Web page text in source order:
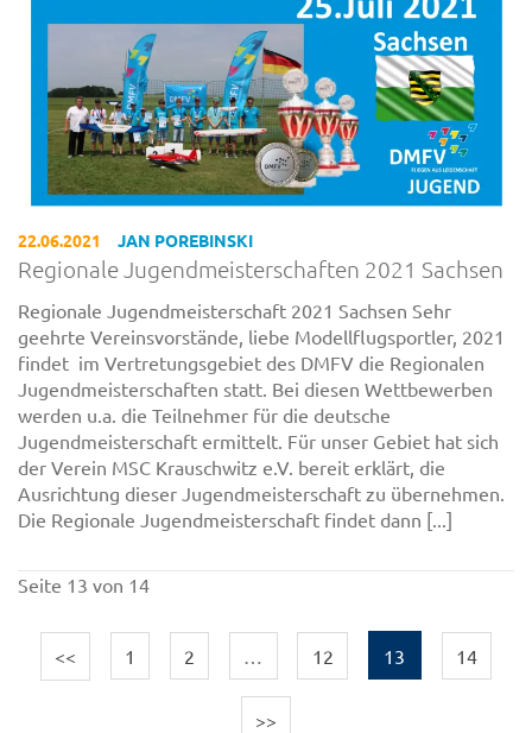
22.06.2021 JAN POREBINSKI
Regionale Jugendmeisterschaften 2021 Sachsen
Regionale Jugendmeisterschaft 2021 Sachsen Sehr
geehrte Vereinsvorstände, liebe Modellflugsportler, 2021
findet im Vertretungsgebiet des DMFV die Regionalen
Jugendmeisterschaften statt. Bei diesen Wettbewerben
werden u.a. die Teilnehmer für die deutsche
Jugendmeisterschaft ermittelt. Für unser Gebiet hat sich
der Verein MSC Krauschwitz e.V. bereit erklärt, die
Ausrichtung dieser Jugendmeisterschaft zu übernehmen.
Die Regionale Jugendmeisterschaft findet dann [...]
Seite 13 von 14
<< 1 2 12 13 14
>>